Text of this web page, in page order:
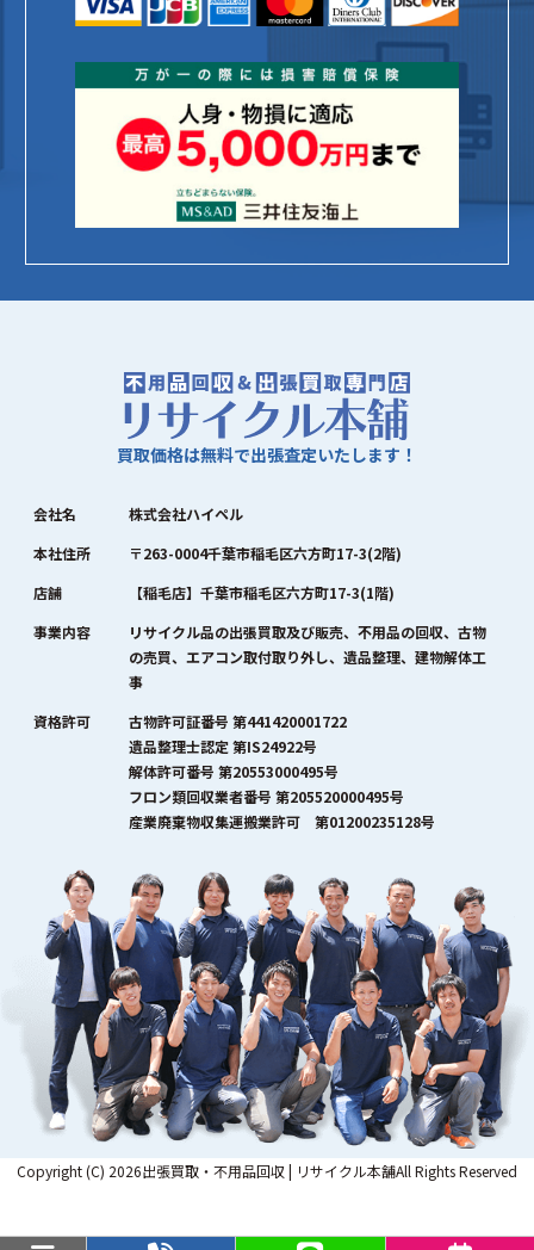
買取価格は無料で出張査定いたします！
会社名
株式会社ハイペル
本社住所
〒263-0004千葉市稲毛区六方町17-3(2階)
店舗
【稲毛店】千葉市稲毛区六方町17-3(1階)
事業内容
リサイクル品の出張買取及び販売、不用品の回収、古物
の売買、エアコン取付取り外し、遺品整理、建物解体工
事
資格許可
古物許可証番号 第441420001722
遺品整理士認定 第IS24922号
解体許可番号 第20553000495号
フロン類回収業者番号 第205520000495号
産業廃棄物収集運搬業許可 第01200235128号
Copyright (C) 2026出張買取・不用品回収 | リサイクル本舗All Rights Reserved